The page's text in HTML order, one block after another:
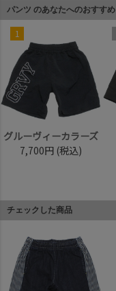
パンツ のあなたへのおすすめ
1
グルーヴィーカラーズ
7,700円 (税込)
チェックした商品